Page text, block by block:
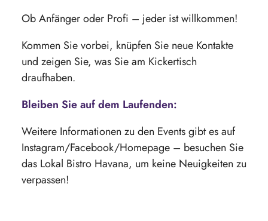
Ob Anfänger oder Profi – jeder ist willkommen!
Kommen Sie vorbei, knüpfen Sie neue Kontakte
und zeigen Sie, was Sie am Kickertisch
draufhaben.
Bleiben Sie auf dem Laufenden:
Weitere Informationen zu den Events gibt es auf
Instagram/Facebook/Homepage – besuchen Sie
das Lokal Bistro Havana, um keine Neuigkeiten zu
verpassen!